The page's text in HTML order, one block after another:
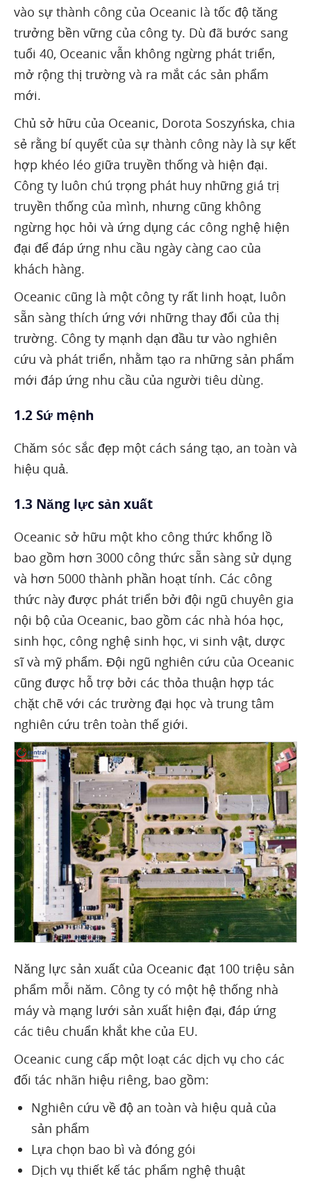
vào sự thành công của Oceanic là tốc độ tăng
trưởng bền vững của công ty. Dù đã bước sang
tuổi 40, Oceanic vẫn không ngừng phát triển,
mở rộng thị trường và ra mắt các sản phẩm
mới.
Chủ sở hữu của Oceanic, Dorota Soszyńska, chia
sẻ rằng bí quyết của sự thành công này là sự kết
hợp khéo léo giữa truyền thống và hiện đại.
Công ty luôn chú trọng phát huy những giá trị
truyền thống của mình, nhưng cũng không
ngừng học hỏi và ứng dụng các công nghệ hiện
đại để đáp ứng nhu cầu ngày càng cao của
khách hàng.
Oceanic cũng là một công ty rất linh hoạt, luôn
sẵn sàng thích ứng với những thay đổi của thị
trường. Công ty mạnh dạn đầu tư vào nghiên
cứu và phát triển, nhằm tạo ra những sản phẩm
mới đáp ứng nhu cầu của người tiêu dùng.
1.2 Sứ mệnh
Chăm sóc sắc đẹp một cách sáng tạo, an toàn và
hiệu quả.
1.3 Năng lực sản xuất
Oceanic sở hữu một kho công thức khổng lồ
bao gồm hơn 3000 công thức sẵn sàng sử dụng
và hơn 5000 thành phần hoạt tính. Các công
thức này được phát triển bởi đội ngũ chuyên gia
nội bộ của Oceanic, bao gồm các nhà hóa học,
sinh học, công nghệ sinh học, vi sinh vật, dược
sĩ và mỹ phẩm. Đội ngũ nghiên cứu của Oceanic
cũng được hỗ trợ bởi các thỏa thuận hợp tác
chặt chẽ với các trường đại học và trung tâm
nghiên cứu trên toàn thế giới.
Năng lực sản xuất của Oceanic đạt 100 triệu sản
phẩm mỗi năm. Công ty có một hệ thống nhà
máy và mạng lưới sản xuất hiện đại, đáp ứng
các tiêu chuẩn khắt khe của EU.
Oceanic cung cấp một loạt các dịch vụ cho các
đối tác nhãn hiệu riêng, bao gồm:
Nghiên cứu về độ an toàn và hiệu quả của
sản phẩm
Lựa chọn bao bì và đóng gói
Dịch vụ thiết kế tác phẩm nghệ thuật